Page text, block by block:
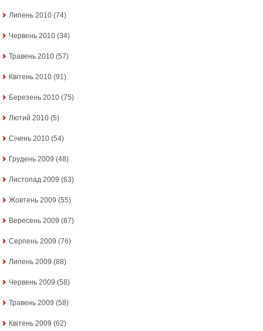
Липень 2010 (74)
Червень 2010 (34)
Травень 2010 (57)
Квітень 2010 (91)
Березень 2010 (75)
Лютий 2010 (5)
Січень 2010 (54)
Грудень 2009 (48)
Листопад 2009 (63)
Жовтень 2009 (55)
Вересень 2009 (87)
Серпень 2009 (76)
Липень 2009 (88)
Червень 2009 (58)
Травень 2009 (58)
Квітень 2009 (62)